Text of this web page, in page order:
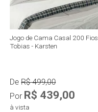
Jogo de Cama Casal 200 Fios
Tobias - Karsten
De R$ 499,00
Por R$ 439,00
à vista